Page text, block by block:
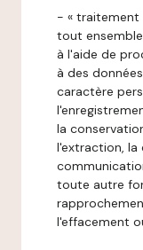
- « traitement
tout
à l'aide de
à des
caractère
la
l'extraction, la
toute autre
l'effacement